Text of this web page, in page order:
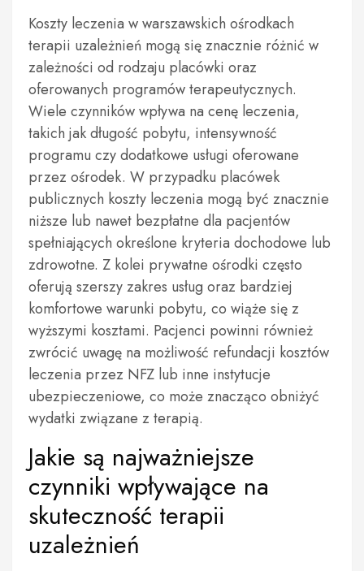
Koszty leczenia w warszawskich ośrodkach
terapii uzależnień mogą się znacznie różnić w
zależności od rodzaju placówki oraz
oferowanych programów terapeutycznych.
Wiele czynników wpływa na cenę leczenia,
takich jak długość pobytu, intensywność
programu czy dodatkowe usługi oferowane
przez ośrodek. W przypadku placówek
publicznych koszty leczenia mogą być znacznie
niższe lub nawet bezpłatne dla pacjentów
spełniających określone kryteria dochodowe lub
zdrowotne. Z kolei prywatne ośrodki często
oferują szerszy zakres usług oraz bardziej
komfortowe warunki pobytu, co wiąże się z
wyższymi kosztami. Pacjenci powinni również
zwrócić uwagę na możliwość refundacji kosztów
leczenia przez NFZ lub inne instytucje
ubezpieczeniowe, co może znacząco obniżyć
wydatki związane z terapią.
Jakie są najważniejsze
czynniki wpływające na
skuteczność terapii
uzależnień